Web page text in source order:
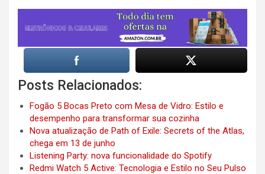
Posts Relacionados:
Fogão 5 Bocas Preto com Mesa de Vidro: Estilo e
desempenho para transformar sua cozinha
Nova atualização de Path of Exile: Secrets of the Atlas,
chega em 13 de junho
Listening Party: nova funcionalidade do Spotify
Redmi Watch 5 Active: Tecnologia e Estilo no Seu Pulso